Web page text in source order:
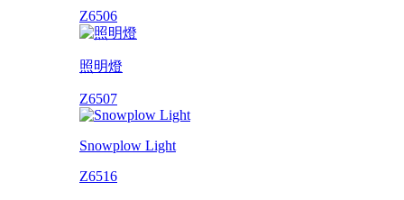
Z6506
照明燈
Z6507
Snowplow Light
Z6516